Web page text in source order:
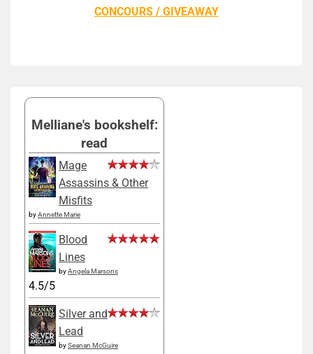
CONCOURS / GIVEAWAY
Melliane's bookshelf:
read
Mage
Assassins & Other
Misfits
byAnnette Marie
Blood
Lines
byAngela Marsons
4.5/5
Silver and
Lead
bySeanan McGuire